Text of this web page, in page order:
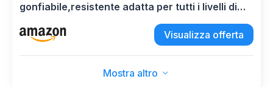
gonfiabile,resistente adatta per tutti i livelli di
abilità, kit completo di pagaia
regolabile,pompa,zaino da
Visualizza offerta
Mostra altro